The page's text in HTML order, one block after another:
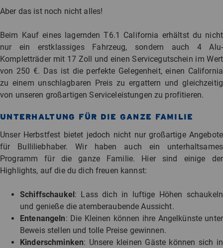
Aber das ist noch nicht alles!
Beim Kauf eines lagernden T6.1 California erhältst du nicht
nur ein erstklassiges Fahrzeug, sondern auch 4 Alu-
Kompletträder mit 17 Zoll und einen Servicegutschein im Wert
von 250 €. Das ist die perfekte Gelegenheit, einen California
zu einem unschlagbaren Preis zu ergattern und gleichzeitig
von unseren großartigen Serviceleistungen zu profitieren.
UNTERHALTUNG FÜR DIE GANZE FAMILIE
Unser Herbstfest bietet jedoch nicht nur großartige Angebote
für Bulliliebhaber. Wir haben auch ein unterhaltsames
Programm für die ganze Familie. Hier sind einige der
Highlights, auf die du dich freuen kannst:
Schiffschaukel : Lass dich in luftige Höhen schaukeln
und genieße die atemberaubende Aussicht.
Entenangeln: Die Kleinen können ihre Angelkünste unter
Beweis stellen und tolle Preise gewinnen.
Kinderschminken: Unsere kleinen Gäste können sich in